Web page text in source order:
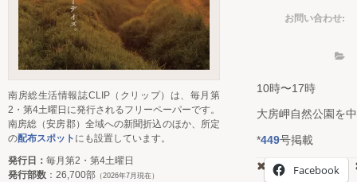
お問い合わせ:
10時〜17時
大房岬自然公園を
*449号掲載
Facebook
南房総生活情報誌CLIP（クリップ）は、毎月第
2・第4土曜日に発行されるフリーペーパーです。
南房総（安房郡）全域への新聞折込のほか、所定
の配布スポット にも設置しています。
発行日： 毎月第2・第4土曜日
発行部数 ：26,700部 （2026年7月現在）